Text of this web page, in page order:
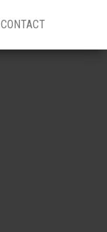
CONTACT